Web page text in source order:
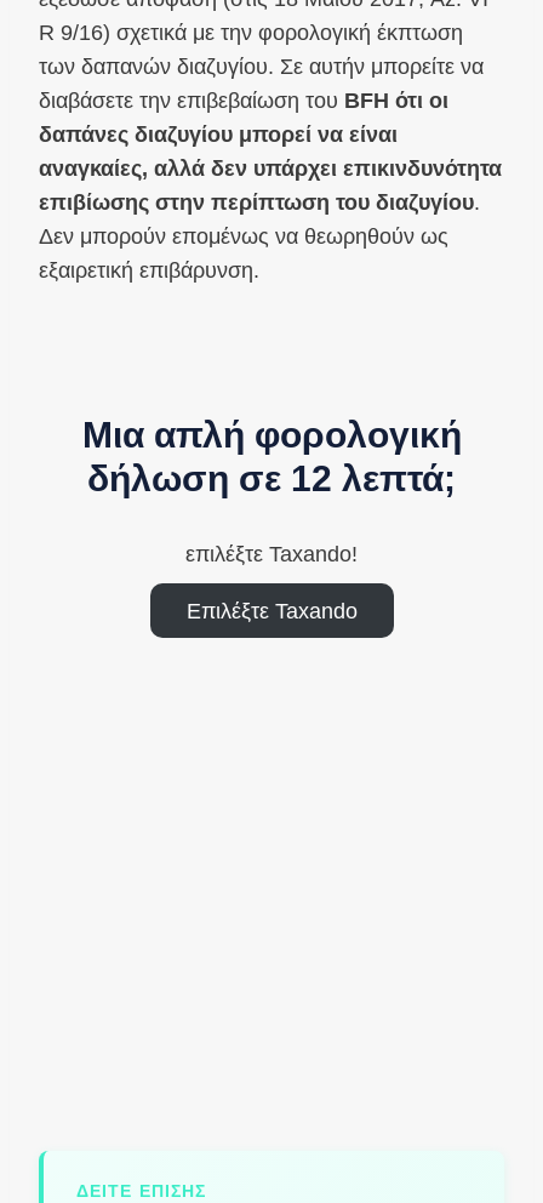
R 9/16) σχετικά με την φορολογική έκπτωση
των δαπανών διαζυγίου. Σε αυτήν μπορείτε να
διαβάσετε την επιβεβαίωση του BFH ότι οι
δαπάνες διαζυγίου μπορεί να είναι
αναγκαίες, αλλά δεν υπάρχει επικινδυνότητα
επιβίωσης στην περίπτωση του διαζυγίου.
Δεν μπορούν επομένως να θεωρηθούν ως
εξαιρετική επιβάρυνση.
Μια απλή φορολογική
δήλωση σε 12 λεπτά;
επιλέξτε Taxando!
Επιλέξτε Taxando
ΔΕΊΤΕ ΕΠΊΣΗΣ